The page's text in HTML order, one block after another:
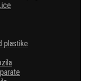
plastike